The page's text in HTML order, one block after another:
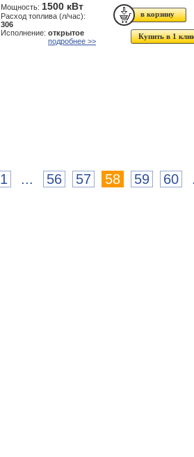
Мощность: 1500 кВт
Расход топлива (л/час):
306
Исполнение: открытое
подробнее >>
Купить в 1
1 ... 56 57 58 59 60